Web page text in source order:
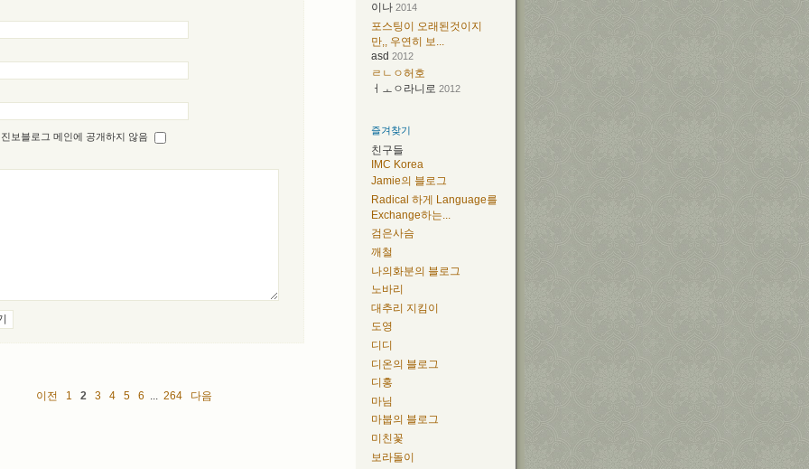
진보블로그 메인에 공개하지 않음
이전 1 2 3 4 5 6 ... 264 다음
이나 2014
포스팅이 오래된것이지
만,, 우연히 보...
asd 2012
ㄹㄴㅇ허호
ㅓㅗㅇ라니로 2012
즐겨찾기
친구들
IMC Korea
Jamie의 블로그
Radical 하게 Language를
Exchange하는...
검은사슴
깨철
나의화분의 블로그
노바리
대추리 지킴이
도영
디디
디온의 블로그
디홍
마님
마붑의 블로그
미친꽃
보라돌이